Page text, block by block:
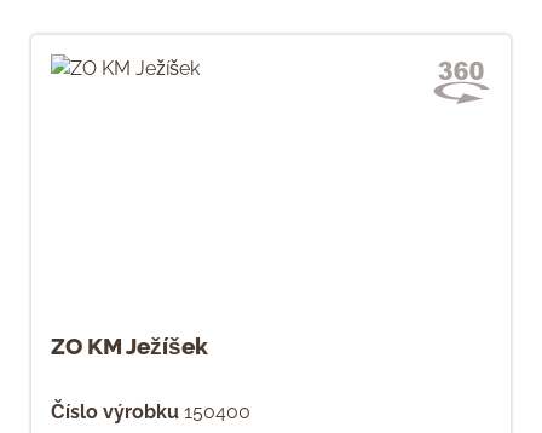
ZO KM Ježíšek
Číslo výrobku 150400